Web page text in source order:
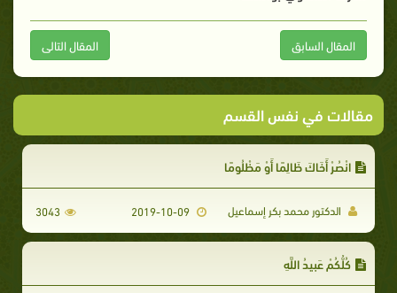
المقال السابق المقال التالى
مقالات في نفس القسم
انْصُرْ أَخَاكَ ظَالِمًا أَوْ مَظْلُومًا
الدكتور محمد بكر إسماعيل 3043
كُلُّكُمْ عَبِيدُ اللَّهِ